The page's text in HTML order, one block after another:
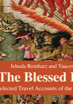
אתר ספר מודפס
$30
$27